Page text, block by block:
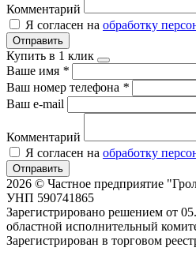
Комментарий
Я согласен на обработку
Отправить
Купить в 1 клик
Ваше имя *
Ваш номер телефона *
Ваш e-mail
Комментарий
Я согласен на обработку
Отправить
2026 © Частное предприятие
УНП 590741865
Зарегистрировано решением от
областной исполнительный
Зарегистрирован в торговом